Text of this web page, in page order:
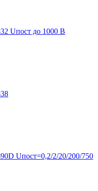
Uпост до 1000 В
Uпост=0,2/2/20/200/750